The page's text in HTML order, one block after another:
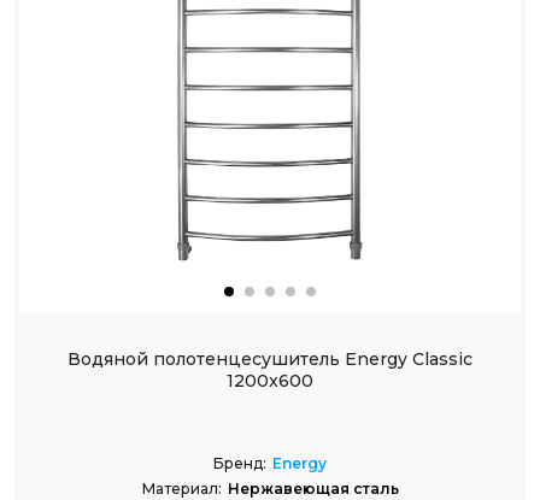
Водяной полотенцесушитель Energy Classic
1200x600
Бренд: Energy
Материал: Нержавеющая сталь